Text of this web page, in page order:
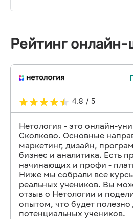
Рейтинг
4.8 / 5
Нетология - это онлайн-
Сколково. Основные
маркетинг, дизайн,
бизнес и аналитика. Есть
начинающих и профи -
Ниже мы собрали все
реальных учеников. Вы
отзыв о Нетологии и
опытом, что будет полезно
потенциальных учеников.